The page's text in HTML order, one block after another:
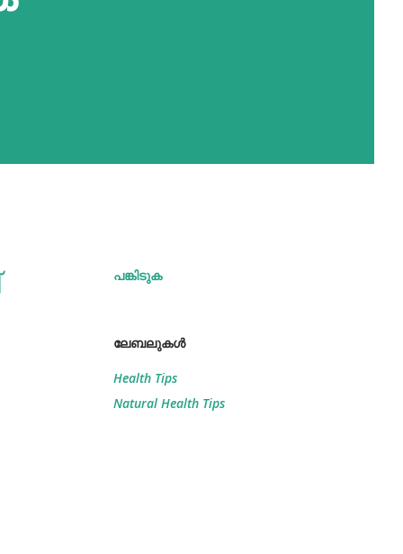
പങ്കിടുക
ലേബലുകള്‍
Health Tips
Natural Health Tips